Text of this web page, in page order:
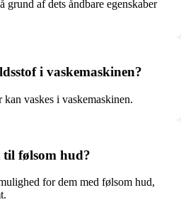
af dets åndbare egenskaber
i vaskemaskinen?
vaskes i vaskemaskinen.
følsom hud?
for dem med følsom hud,